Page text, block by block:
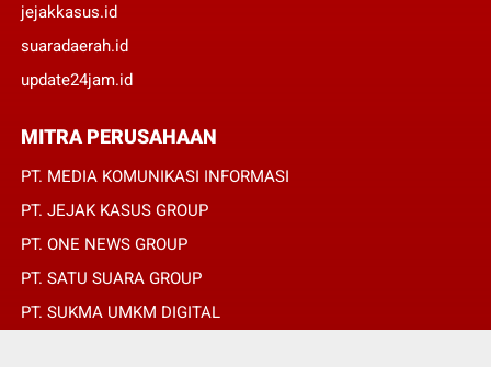
jejakkasus.id
suaradaerah.id
update24jam.id
MITRA PERUSAHAAN
PT. MEDIA KOMUNIKASI INFORMASI
PT. JEJAK KASUS GROUP
PT. ONE NEWS GROUP
PT. SATU SUARA GROUP
PT. SUKMA UMKM DIGITAL